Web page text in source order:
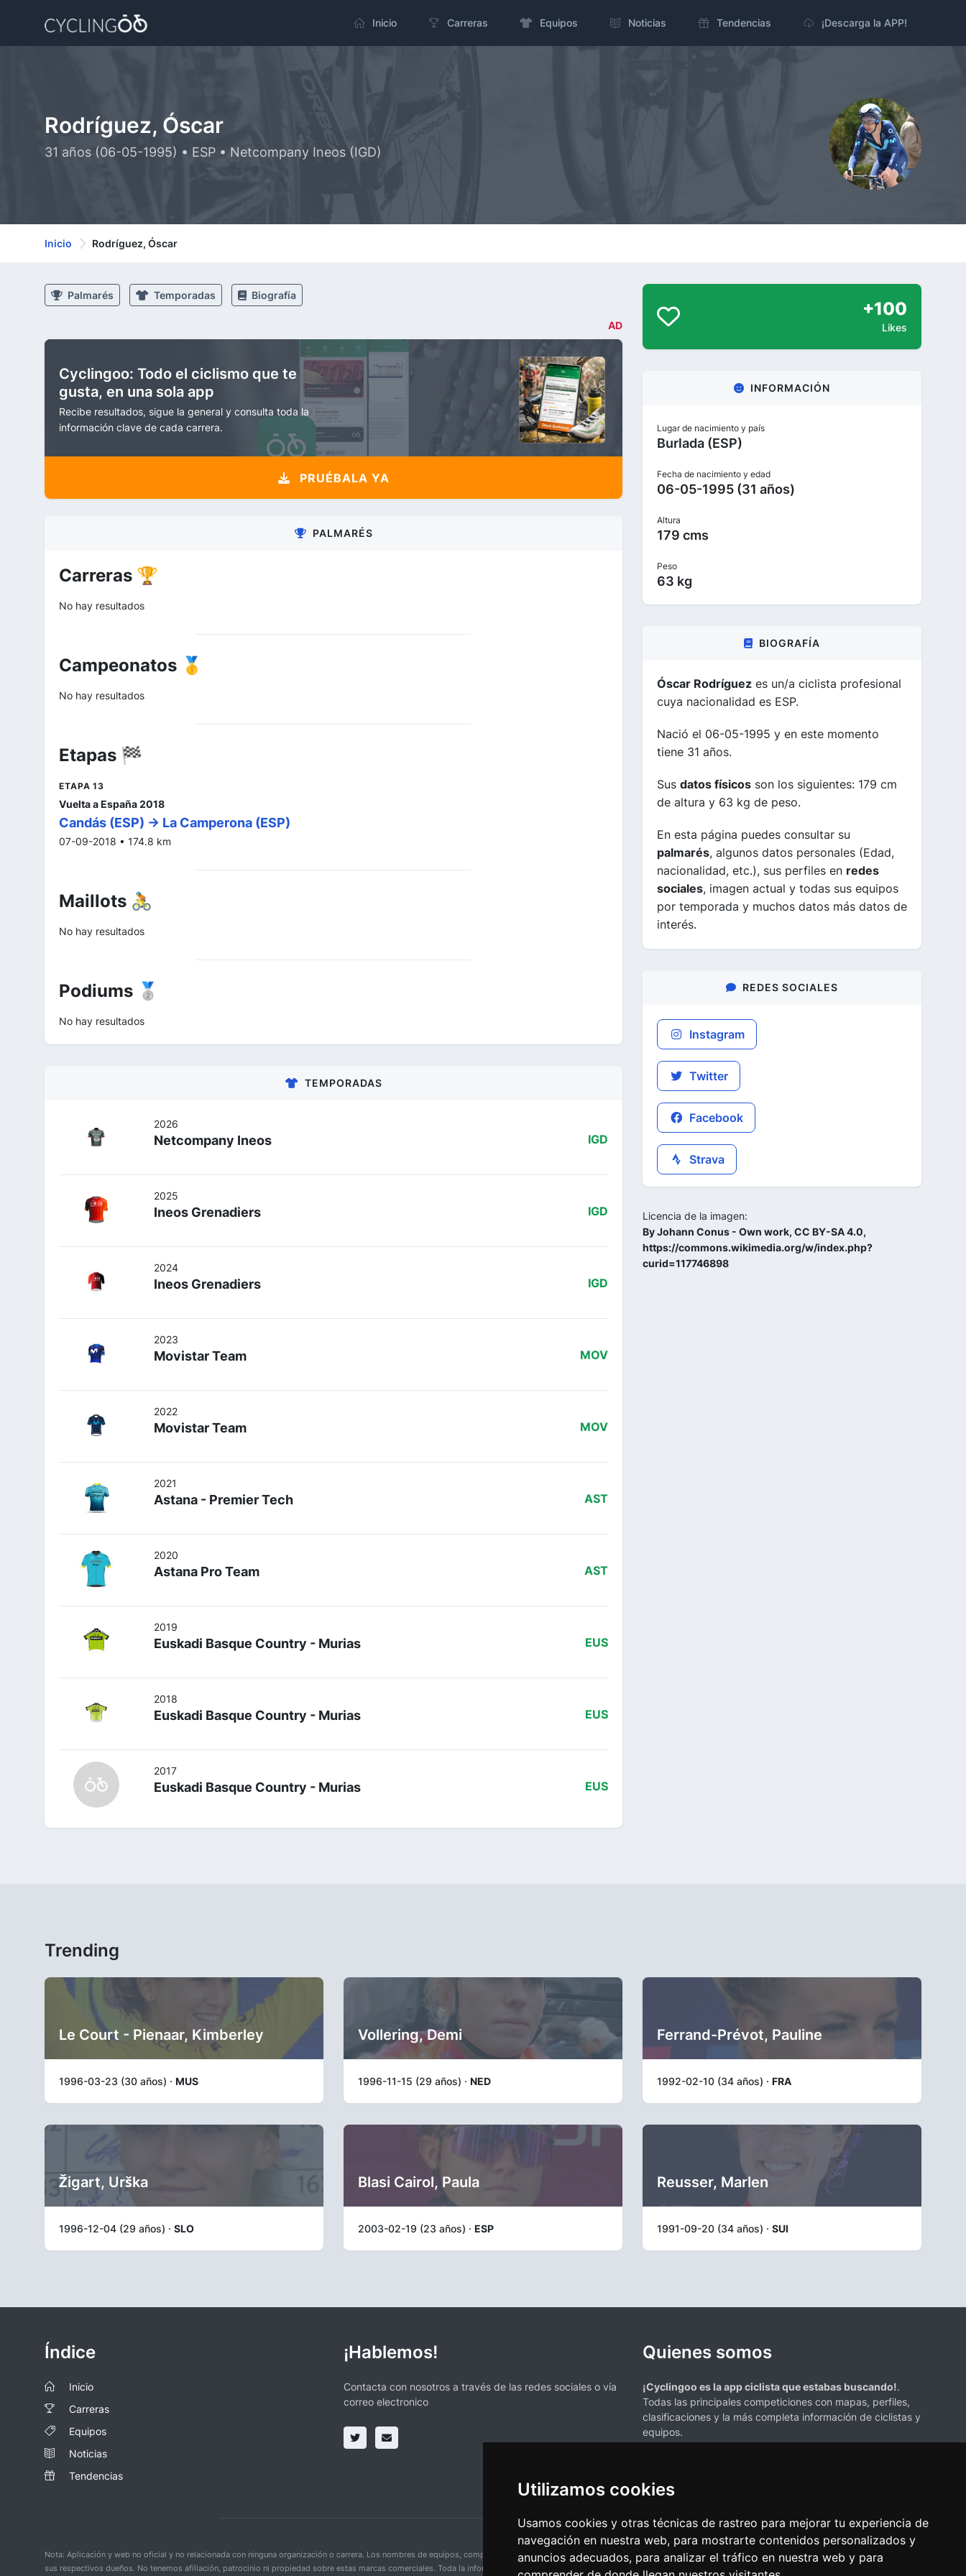
Utilizamos cookies
Usamos cookies y otras técnicas de rastreo para mejorar tu experiencia de
navegación en nuestra web, para mostrarte contenidos personalizados y
anuncios adecuados, para analizar el tráfico en nuestra web y para
Inicio Carreras Equipos Noticias Tendencias ¡Descarga la APP!
Rodríguez, Óscar
31 años (06-05-1995) • ESP • Netcompany Ineos (IGD)
Inicio Rodríguez, Óscar
Palmarés Temporadas Biografía
AD
Cyclingoo: Todo el ciclismo que te
gusta, en una sola app
Recibe resultados, sigue la general y consulta toda la
información clave de cada carrera.
PRUÉBALA YA
PALMARÉS
Carreras 🏆
No hay resultados
Campeonatos 🥇
No hay resultados
Etapas 🏁
ETAPA 13
Vuelta a España 2018
Candás (ESP) -> La Camperona (ESP)
07-09-2018 • 174.8 km
Maillots 🚴
No hay resultados
Podiums 🥈
No hay resultados
TEMPORADAS
2026
Netcompany Ineos IGD
2025
Ineos Grenadiers IGD
2024
Ineos Grenadiers IGD
2023
Movistar Team MOV
2022
Movistar Team MOV
2021
Astana - Premier Tech AST
2020
Astana Pro Team AST
2019
Euskadi Basque Country - Murias EUS
2018
Euskadi Basque Country - Murias EUS
2017
Euskadi Basque Country - Murias EUS
+100
Likes
INFORMACIÓN
Lugar de nacimiento y país
Burlada (ESP)
Fecha de nacimiento y edad
06-05-1995 (31 años)
Altura
179 cms
Peso
63 kg
BIOGRAFÍA
Óscar Rodríguez es un/a ciclista profesional
cuya nacionalidad es ESP.
Nació el 06-05-1995 y en este momento
tiene 31 años.
Sus datos físicos son los siguientes: 179 cm
de altura y 63 kg de peso.
En esta página puedes consultar su
palmarés, algunos datos personales (Edad,
nacionalidad, etc.), sus perfiles en redes
sociales, imagen actual y todas sus equipos
por temporada y muchos datos más datos de
interés.
REDES SOCIALES
Instagram
Twitter
Facebook
Strava
Licencia de la imagen:
By Johann Conus - Own work, CC BY-SA 4.0,
https://commons.wikimedia.org/w/index.php?
curid=117746898
Trending
Le Court - Pienaar, Kimberley
1996-03-23 (30 años) · MUS
Vollering, Demi
1996-11-15 (29 años) · NED
Ferrand-Prévot, Pauline
1992-02-10 (34 años) · FRA
Žigart, Urška
1996-12-04 (29 años) · SLO
Blasi Cairol, Paula
2003-02-19 (23 años) · ESP
Reusser, Marlen
1991-09-20 (34 años) · SUI
Índice
Inicio
Carreras
Equipos
Noticias
Tendencias
¡Hablemos!
Contacta con nosotros a través de las redes sociales o vía
correo electronico
Quienes somos
¡Cyclingoo es la app ciclista que estabas buscando!.
Todas las principales competiciones con mapas, perfiles,
clasificaciones y la más completa información de ciclistas y
equipos.
Nota: Aplicación y web no oficial y no relacionada con ninguna organización o carrera. Los nombres de equipos, competiciones, marcas comerciales y logotipos mencionados en esta página de resultados de ciclismo son propiedad de
sus respectivos dueños. No tenemos afiliación, patrocinio ni propiedad sobre estas marcas comerciales. Toda la información proporcionada en esta página se presenta únicamente con fines informativos y para la conveniencia de